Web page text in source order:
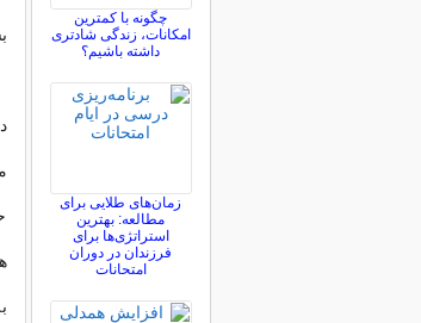
چگونه با کمترین
امکانات، زندگی شادتری
داشته باشیم؟
زمان‌های طلایی برای
مطالعه: بهترین
استراتژی‌ها برای
فرزندان در دوران
امتحانات